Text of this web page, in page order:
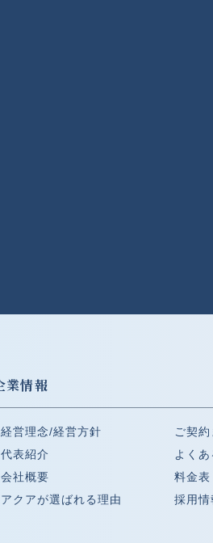
業情報
経営理念/経営方針
代表紹介
会社概要
アクアが選ばれる理由
ご契
よく
料金表
採用情